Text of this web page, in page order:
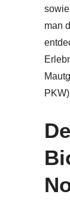
man